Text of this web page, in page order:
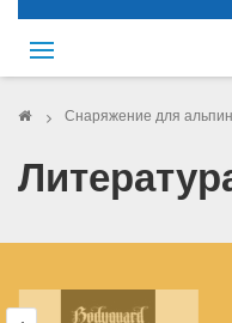
Переключить
навигации
> Снаряжение для